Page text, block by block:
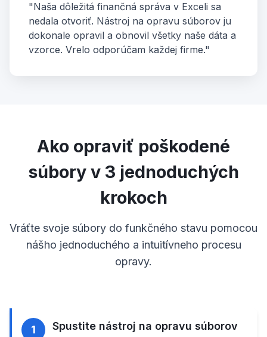
"Naša dôležitá finančná správa v Exceli sa
nedala otvoriť. Nástroj na opravu súborov ju
dokonale opravil a obnovil všetky naše dáta a
vzorce. Vrelo odporúčam každej firme."
Ako opraviť poškodené
súbory v 3 jednoduchých
krokoch
Vráťte svoje súbory do funkčného stavu pomocou
nášho jednoduchého a intuitívneho procesu
opravy.
1 Spustite nástroj na opravu súborov